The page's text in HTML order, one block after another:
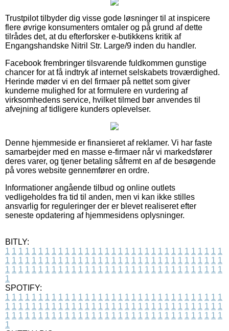
Trustpilot tilbyder dig visse gode løsninger til at inspicere
flere øvrige konsumenters omtaler og på grund af dette
tilrådes det, at du efterforsker e-butikkens kritik af
Engangshandske Nitril Str. Large/9 inden du handler.
Facebook frembringer tilsvarende fuldkommen gunstige
chancer for at få indtryk af internet selskabets troværdighed.
Herinde møder vi en del firmaer på nettet som giver
kunderne mulighed for at formulere en vurdering af
virksomhedens service, hvilket tilmed bør anvendes til
afvejning af tidligere kunders oplevelser.
Denne hjemmeside er finansieret af reklamer. Vi har faste
samarbejder med en masse e-firmaer når vi markedsfører
deres varer, og tjener betaling såfremt en af de besøgende
på vores website gennemfører en ordre.
Informationer angående tilbud og online outlets
vedligeholdes fra tid til anden, men vi kan ikke stilles
ansvarlig for reguleringer der er blevet realiseret efter
seneste opdatering af hjemmesidens oplysninger.
BITLY:
1 1 1 1 1 1 1 1 1 1 1 1 1 1 1 1 1 1 1 1 1 1 1 1 1 1 1 1 1 1 1 1 1
1 1 1 1 1 1 1 1 1 1 1 1 1 1 1 1 1 1 1 1 1 1 1 1 1 1 1 1 1 1 1 1 1
1 1 1 1 1 1 1 1 1 1 1 1 1 1 1 1 1 1 1 1 1 1 1 1 1 1 1 1 1 1 1 1 1
1
SPOTIFY:
1 1 1 1 1 1 1 1 1 1 1 1 1 1 1 1 1 1 1 1 1 1 1 1 1 1 1 1 1 1 1 1 1
1 1 1 1 1 1 1 1 1 1 1 1 1 1 1 1 1 1 1 1 1 1 1 1 1 1 1 1 1 1 1 1 1
1 1 1 1 1 1 1 1 1 1 1 1 1 1 1 1 1 1 1 1 1 1 1 1 1 1 1 1 1 1 1 1 1
1